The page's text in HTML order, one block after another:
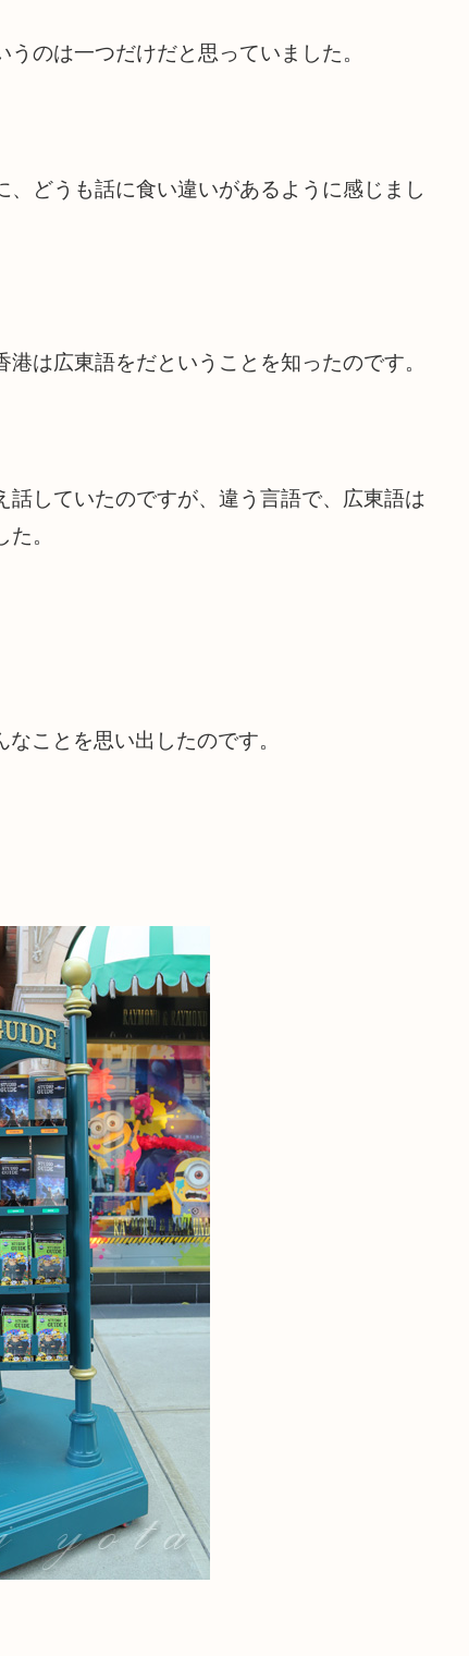
のは一つだけだと思っていました。
どうも話に食い違いがあるように感じまし
は広東語をだということを知ったのです。
していたのですが、違う言語で、広東語は
。
ことを思い出したのです。